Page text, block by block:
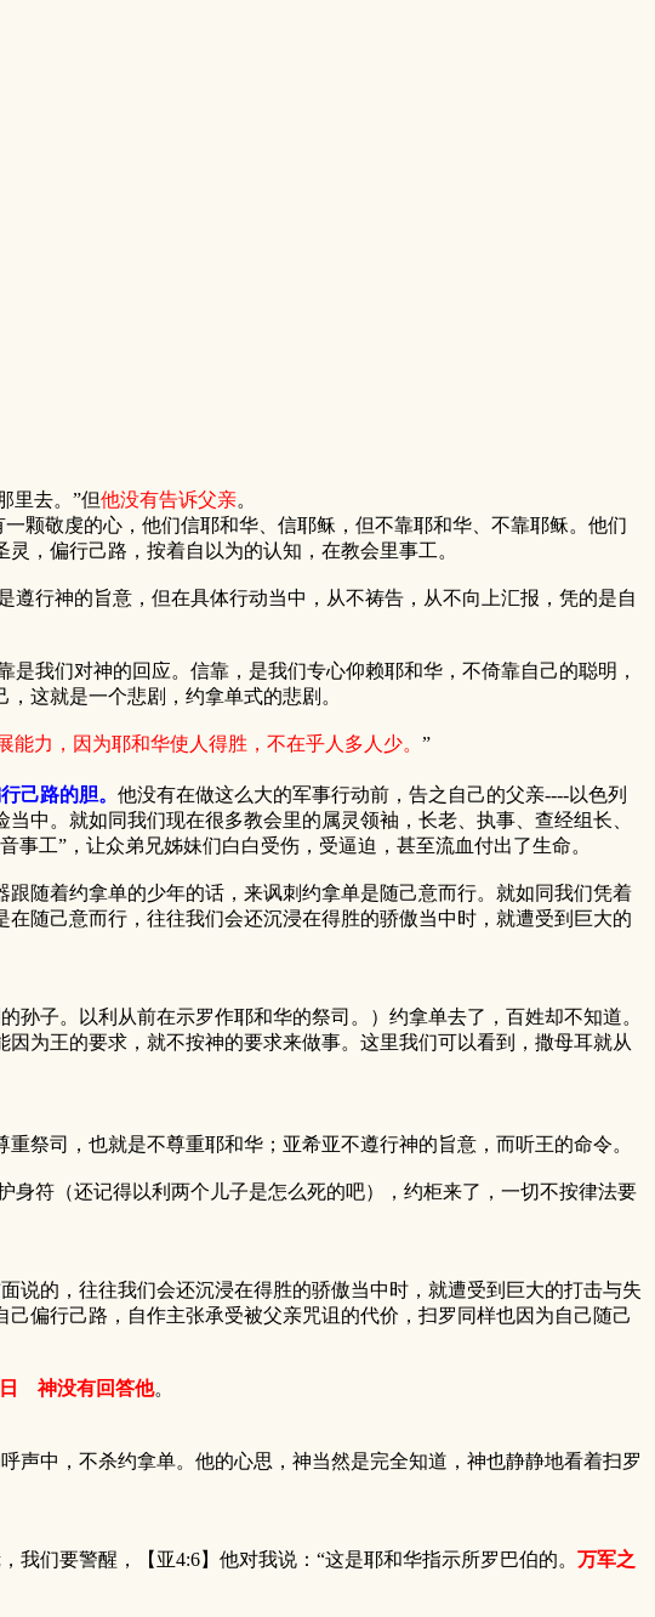
里去。”但他没有告诉父亲。
敬虔的心，他们信耶和华、信耶稣，但不靠耶和华、不靠耶稣。他们
，偏行己路，按着自以为的认知，在教会里事工。
行神的旨意，但在具体行动当中，从不祷告，从不向上汇报，凭的是自
们对神的回应。信靠，是我们专心仰赖耶和华，不倚靠自己的聪明，
这就是一个悲剧，约拿单式的悲剧。
能力，因为耶和华使人得胜，不在乎人多人少。 ”
己路的胆。 他没有在做这么大的军事行动前，告之自己的父亲----以色列
中。就如同我们现在很多教会里的属灵领袖，长老、执事、查经组长、
工”，让众弟兄姊妹们白白受伤，受逼迫，甚至流血付出了生命。
着约拿单的少年的话，来讽刺约拿单是随己意而行。就如同我们凭着
随己意而行，往往我们会还沉浸在得胜的骄傲当中时，就遭受到巨大的
孙子。以利从前在示罗作耶和华的祭司。）约拿单去了，百姓却不知道。
王的要求，就不按神的要求来做事。这里我们可以看到，撒母耳就从
司，也就是不尊重耶和华；亚希亚不遵行神的旨意，而听王的命令。
符（还记得以利两个儿子是怎么死的吧），约柜来了，一切不按律法要
的，往往我们会还沉浸在得胜的骄傲当中时，就遭受到巨大的打击与失
偏行己路，自作主张承受被父亲咒诅的代价，扫罗同样也因为自己随己
神没有回答他。
中，不杀约拿单。他的心思，神当然是完全知道，神也静静地看着扫罗
们要警醒，【亚4:6】他对我说：“这是耶和华指示所罗巴伯的。 万军之